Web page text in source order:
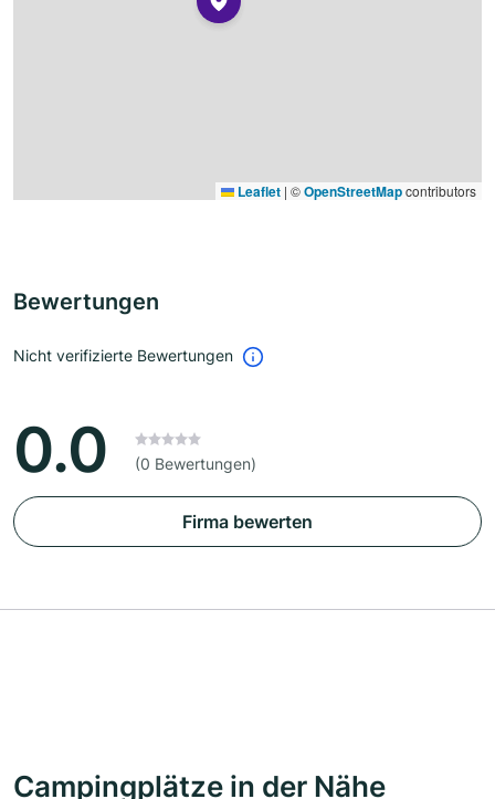
Leaflet | ©OpenStreetMapcontributors
Bewertungen
Nicht verifizierte Bewertungen
0.0 (0 Bewertungen)
Firma bewerten
Campingplätze in der Nähe